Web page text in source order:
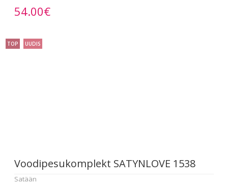
54.00€
TOP UUDIS
Voodipesukomplekt SATYNLOVE 1538
Satään